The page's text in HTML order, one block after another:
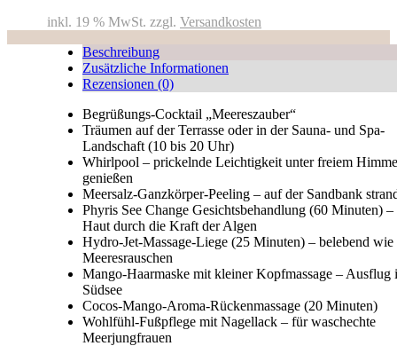
inkl. 19 % MwSt. zzgl. Versandkosten
Beschreibung
Zusätzliche Informationen
Rezensionen (0)
Begrüßungs-Cocktail „Meereszauber“
Träumen auf der Terrasse oder in der Sauna- und Spa-
Landschaft (10 bis 20 Uhr)
Whirlpool – prickelnde Leichtigkeit unter freiem
genießen
Meersalz-Ganzkörper-Peeling – auf der Sandbank
Phyris See Change Gesichtsbehandlung (60 Minuten) –
Haut durch die Kraft der Algen
Hydro-Jet-Massage-Liege (25 Minuten) – belebend wie
Meeresrauschen
Mango-Haarmaske mit kleiner Kopfmassage – Ausflug
Südsee
Cocos-Mango-Aroma-Rückenmassage (20 Minuten)
Wohlfühl-Fußpflege mit Nagellack – für waschechte
Meerjungfrauen